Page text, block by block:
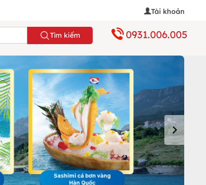
Tài khoản
Tìm kiếm 0931.006.005